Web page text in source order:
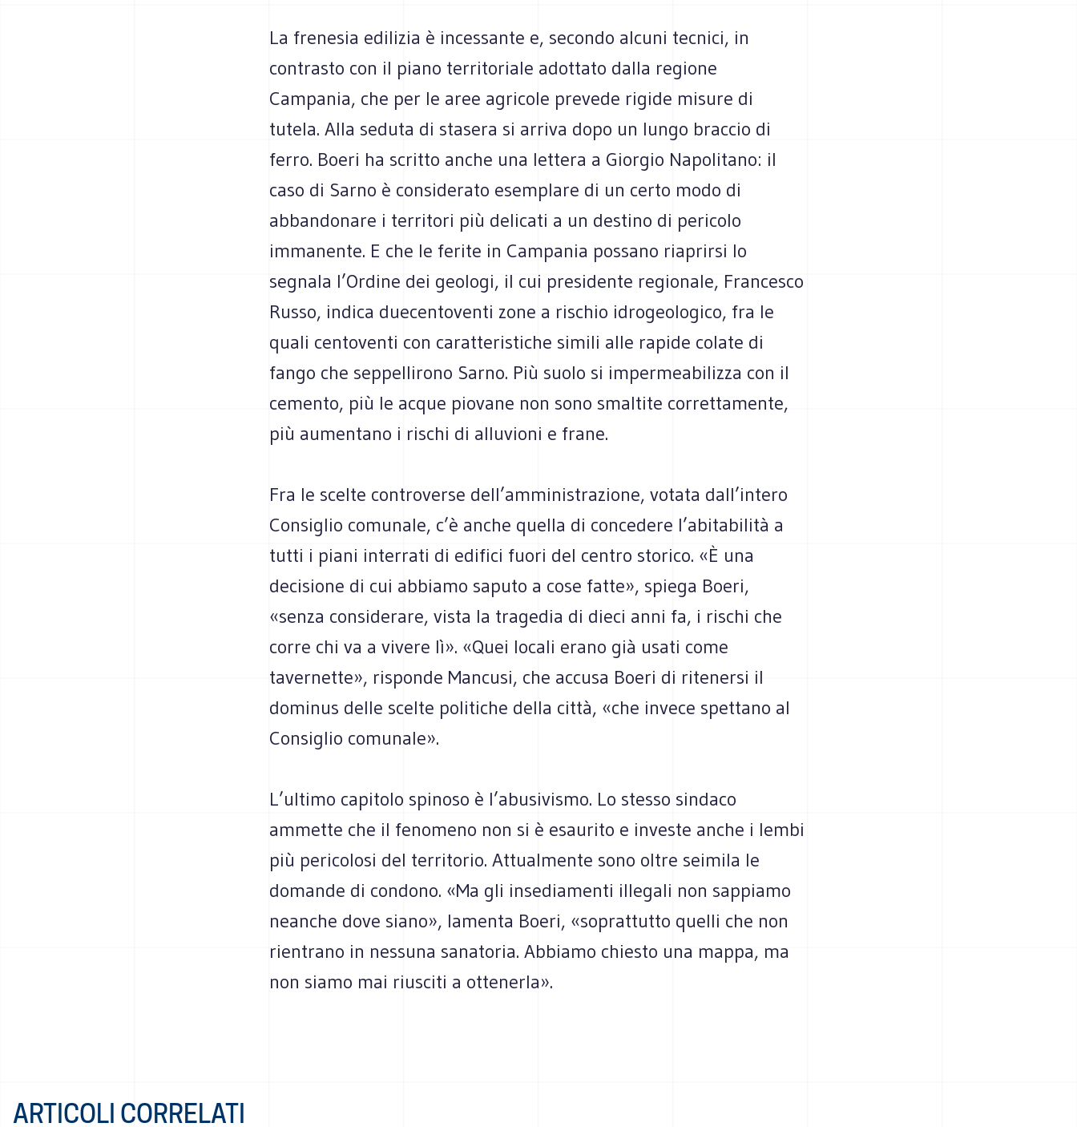
La frenesia edilizia è incessante e, secondo alcuni tecnici, in
contrasto con il piano territoriale adottato dalla regione
Campania, che per le aree agricole prevede rigide misure di
tutela. Alla seduta di stasera si arriva dopo un lungo braccio di
ferro. Boeri ha scritto anche una lettera a Giorgio Napolitano: il
caso di Sarno è considerato esemplare di un certo modo di
abbandonare i territori più delicati a un destino di pericolo
immanente. E che le ferite in Campania possano riaprirsi lo
segnala l’Ordine dei geologi, il cui presidente regionale, Francesco
Russo, indica duecentoventi zone a rischio idrogeologico, fra le
quali centoventi con caratteristiche simili alle rapide colate di
fango che seppellirono Sarno. Più suolo si impermeabilizza con il
cemento, più le acque piovane non sono smaltite correttamente,
più aumentano i rischi di alluvioni e frane.
Fra le scelte controverse dell’amministrazione, votata dall’intero
Consiglio comunale, c’è anche quella di concedere l’abitabilità a
tutti i piani interrati di edifici fuori del centro storico. «È una
decisione di cui abbiamo saputo a cose fatte», spiega Boeri,
«senza considerare, vista la tragedia di dieci anni fa, i rischi che
corre chi va a vivere lì». «Quei locali erano già usati come
tavernette», risponde Mancusi, che accusa Boeri di ritenersi il
dominus delle scelte politiche della città, «che invece spettano al
Consiglio comunale».
L’ultimo capitolo spinoso è l’abusivismo. Lo stesso sindaco
ammette che il fenomeno non si è esaurito e investe anche i lembi
più pericolosi del territorio. Attualmente sono oltre seimila le
domande di condono. «Ma gli insediamenti illegali non sappiamo
neanche dove siano», lamenta Boeri, «soprattutto quelli che non
rientrano in nessuna sanatoria. Abbiamo chiesto una mappa, ma
non siamo mai riusciti a ottenerla».
ARTICOLI CORRELATI